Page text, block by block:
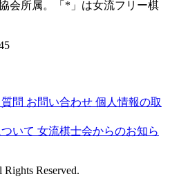
会所属。「*」は女流フリー棋
問 お問い合わせ 個人情報の取
いて 女流棋士会からのお知ら
Reserved.